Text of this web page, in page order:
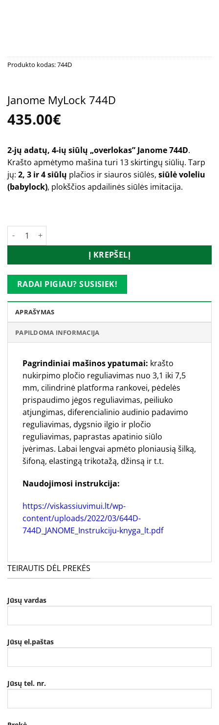
Produkto kodas:744D
Janome MyLock 744D
435.00€
2-jų adatų, 4-ių siūlų „overlokas” Janome 744D.
Krašto apmėtymo mašina turi 13 skirtingų siūlių. Tarp
jų: 2, 3 ir 4 siūlų plačios ir siauros siūlės, siūlė voleliu
(babylock), plokščios apdailinės siūlės imitacija.
produkto kiekis: Janome MyLock 744D
Į KREPŠELĮ
RADAI PIGIAU? SUSISIEK!
APRAŠYMAS
PAPILDOMA INFORMACIJA
Pagrindiniai mašinos ypatumai: krašto
nukirpimo pločio reguliavimas nuo 3,1 iki 7,5
mm, cilindrinė platforma rankovei, pėdelės
prispaudimo jėgos reguliavimas, peiliuko
atjungimas, diferencialinio audinio padavimo
reguliavimas, dygsnio ilgio ir pločio
reguliavimas, paprastas apatinio siūlo
įvėrimas. Labai lengvai apmėto ploniausią šilką,
šifoną, elastingą trikotažą, džinsą ir t.t.
Naudojimosi instrukcija:
https://viskassiuvimui.lt/wp-
content/uploads/2022/03/644D-
744D_JANOME_Instrukciju-knyga_lt.pdf
TEIRAUTIS DĖL PREKĖS
Jūsų vardas
Jūsų el.paštas
Jūsų tel. nr.